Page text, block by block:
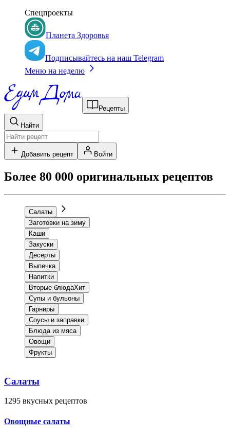
Спецпроекты
Планета Здоровья
Подписывайтесь на наш Telegram
Меню на неделю
Рецепты
Найти
Добавить рецепт Войти
Более 80 000 оригинальных рецептов
Салаты
Заготовки на зиму
Каши
Закуски
Десерты
Выпечка
Напитки
Вторые блюдаХит
Супы и бульоны
Гарниры
Соусы и заправки
Блюда из мяса
Овощи
Фрукты
Салаты
1295 вкусных рецептов
Овощные салаты